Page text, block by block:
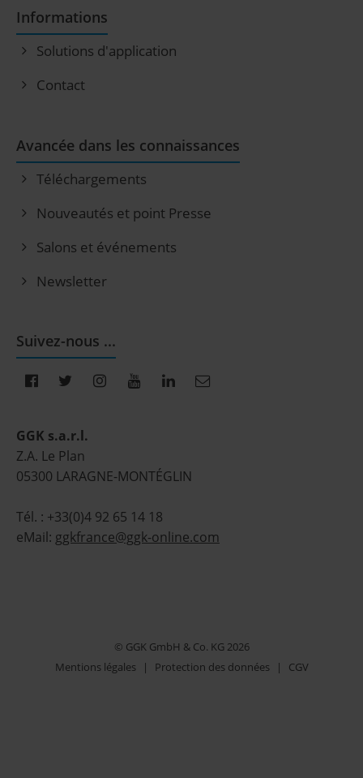
Informations
Solutions d'application
Contact
Avancée dans les connaissances
Téléchargements
Nouveautés et point Presse
Salons et événements
Newsletter
Suivez-nous ...
GGK s.a.r.l.
Z.A. Le Plan
05300 LARAGNE-MONTÉGLIN
Tél. : +33(0)4 92 65 14 18
eMail: ggkfrance@ggk-online.com
© GGK GmbH & Co. KG 2026
Mentions légales
| Protection des données | CGV